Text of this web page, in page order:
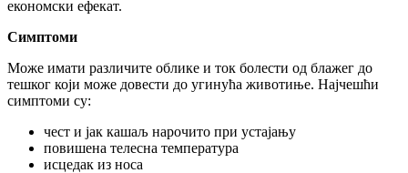
економски ефекат.
Симптоми
Може имати различите облике и ток болести од блажег до
тешког који може довести до угинућа животиње. Најчешћи
симптоми су:
чест и јак кашаљ нарочито при устајању
повишена телесна температура
исцедак из носа